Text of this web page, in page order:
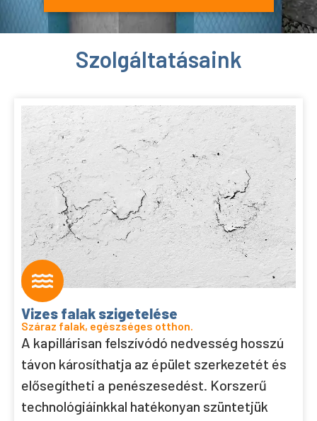
Szolgáltatásaink
Vizes falak szigetelése
Száraz falak, egészséges otthon.
A kapillárisan felszívódó nedvesség hosszú
távon károsíthatja az épület szerkezetét és
elősegítheti a penészesedést. Korszerű
technológiáinkkal hatékonyan szüntetjük